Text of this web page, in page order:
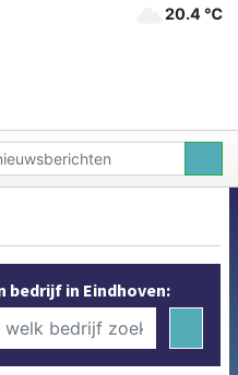
20.4 ℃
bedrijf in Eindhoven: